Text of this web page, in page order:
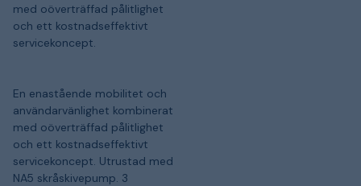
med oöverträffad pålitlighet
och ett kostnadseffektivt
servicekoncept.
En enastående mobilitet och
användarvänlighet kombinerat
med oöverträffad pålitlighet
och ett kostnadseffektivt
servicekoncept. Utrustad med
NA5 skråskivepump. 3